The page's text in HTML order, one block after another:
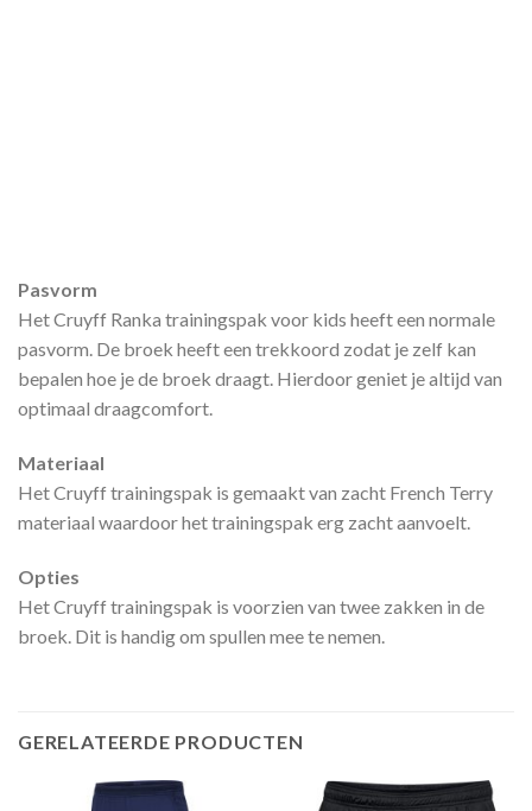
Pasvorm
Het Cruyff Ranka trainingspak voor kids heeft een normale
pasvorm. De broek heeft een trekkoord zodat je zelf kan
bepalen hoe je de broek draagt. Hierdoor geniet je altijd van
optimaal draagcomfort.
Materiaal
Het Cruyff trainingspak is gemaakt van zacht French Terry
materiaal waardoor het trainingspak erg zacht aanvoelt.
Opties
Het Cruyff trainingspak is voorzien van twee zakken in de
broek. Dit is handig om spullen mee te nemen.
GERELATEERDE PRODUCTEN